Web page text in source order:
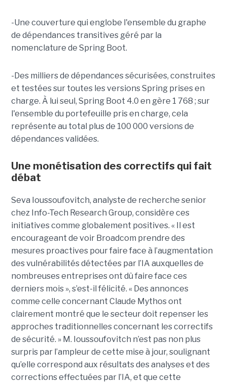
-Une couverture qui englobe l'ensemble du graphe
de dépendances transitives géré par la
nomenclature de Spring Boot.
-Des milliers de dépendances sécurisées, construites
et testées sur toutes les versions Spring prises en
charge. À lui seul, Spring Boot 4.0 en gère 1 768 ; sur
l'ensemble du portefeuille pris en charge, cela
représente au total plus de 100 000 versions de
dépendances validées.
Une monétisation des correctifs qui fait
débat
Seva Ioussoufovitch, analyste de recherche senior
chez Info-Tech Research Group, considère ces
initiatives comme globalement positives. « Il est
encourageant de voir Broadcom prendre des
mesures proactives pour faire face à l’augmentation
des vulnérabilités détectées par l’IA auxquelles de
nombreuses entreprises ont dû faire face ces
derniers mois », s’est-il félicité. « Des annonces
comme celle concernant Claude Mythos ont
clairement montré que le secteur doit repenser les
approches traditionnelles concernant les correctifs
de sécurité. » M. Ioussoufovitch n’est pas non plus
surpris par l’ampleur de cette mise à jour, soulignant
qu’elle correspond aux résultats des analyses et des
corrections effectuées par l’IA, et que cette